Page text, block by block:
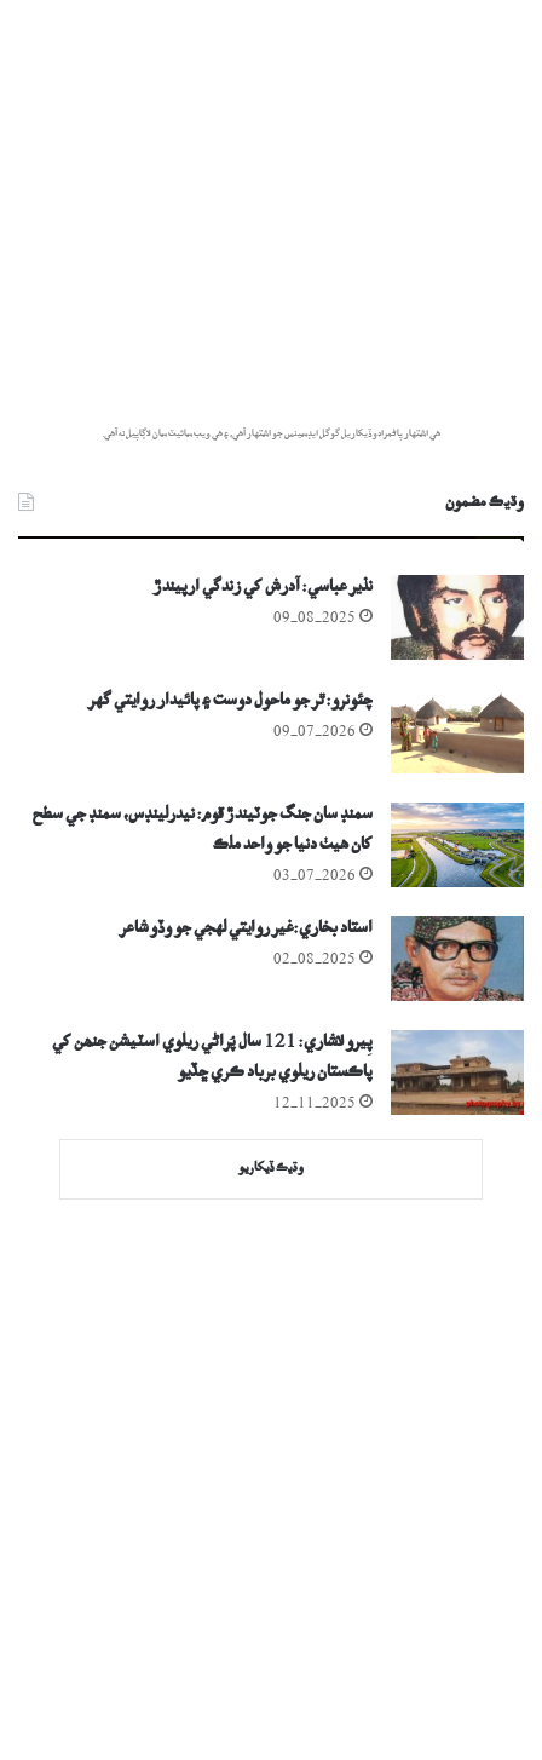
هي اشتهار پاڻمرادو ڏيکاريل گوگل ايڊسينس جو اشتهار آهي، ۽ هي ويب سائيٽ سان لاڳاپيل نه آهي.
وڌيڪ مضمون
نذير عباسي: آدرش کي زندگي ارپيندڙ
09-08-2025
چئونرو: ٿر جو ماحول دوست ۽ پائيدار روايتي گهر
09-07-2026
سمنڊ سان جنگ جوٽيندڙ قوم: نيدرلينڊس، سمنڊ جي سطح
کان ھيٺ دنيا جو واحد ملڪ
03-07-2026
استاد بخاري:غير روايتي لهجي جو وڏو شاعر
02-08-2025
پِيرو لاشاري: 121 سال پُراڻي ريلوي اسٽيشن جنھن کي
پاڪستان ريلوي برباد ڪري ڇڏيو
12-11-2025
وڌيڪ ڏيکاريو